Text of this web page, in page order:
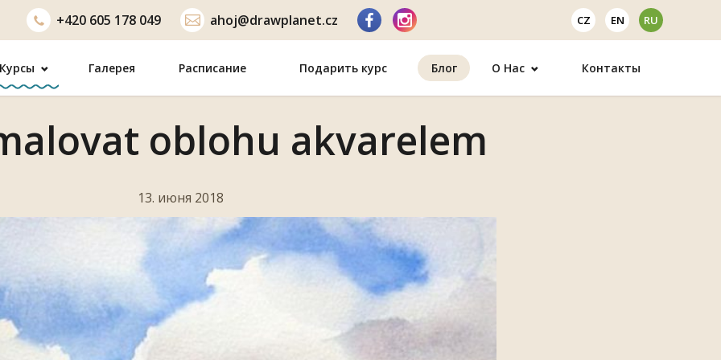
+420 605 178 049 ahoj@drawplanet.cz CZ EN RU
Курсы Галерея Расписание Подарить курс Блог О Нас Контакты
oblohu akvarelem
13. июня 2018